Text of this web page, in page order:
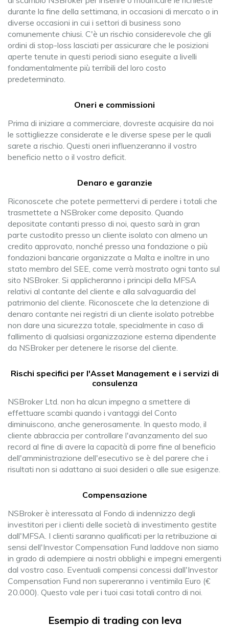
durante la fine della settimana, in occasioni di mercato o in
diverse occasioni in cui i settori di business sono
comunemente chiusi. C'è un rischio considerevole che gli
ordini di stop-loss lasciati per assicurare che le posizioni
aperte tenute in questi periodi siano eseguite a livelli
fondamentalmente più terribili del loro costo
predeterminato.
Oneri e commissioni
Prima di iniziare a commerciare, dovreste acquisire da noi
le sottigliezze considerate e le diverse spese per le quali
sarete a rischio. Questi oneri influenzeranno il vostro
beneficio netto o il vostro deficit.
Denaro e garanzie
Riconoscete che potete permettervi di perdere i totali che
trasmettete a NSBroker come deposito. Quando
depositate contanti presso di noi, questo sarà in gran
parte custodito presso un cliente isolato con almeno un
credito approvato, nonché presso una fondazione o più
fondazioni bancarie organizzate a Malta e inoltre in uno
stato membro del SEE, come verrà mostrato ogni tanto sul
sito NSBroker. Si applicheranno i principi della MFSA
relativi al contante del cliente e alla salvaguardia del
patrimonio del cliente. Riconoscete che la detenzione di
denaro contante nei registri di un cliente isolato potrebbe
non dare una sicurezza totale, specialmente in caso di
fallimento di qualsiasi organizzazione esterna dipendente
da NSBroker per detenere le risorse del cliente.
Rischi specifici per l'Asset Management e i servizi di
consulenza
NSBroker Ltd. non ha alcun impegno a smettere di
effettuare scambi quando i vantaggi del Conto
diminuiscono, anche generosamente. In questo modo, il
cliente abbraccia per controllare l'avanzamento del suo
record al fine di avere la capacità di porre fine al beneficio
dell'amministrazione dell'esecutivo se è del parere che i
risultati non si adattano ai suoi desideri o alle sue esigenze.
Compensazione
NSBroker è interessata al Fondo di indennizzo degli
investitori per i clienti delle società di investimento gestite
dall'MFSA. I clienti saranno qualificati per la retribuzione ai
sensi dell'Investor Compensation Fund laddove non siamo
in grado di adempiere ai nostri obblighi e impegni emergenti
dal vostro caso. Eventuali compensi concessi dall'Investor
Compensation Fund non supereranno i ventimila Euro (€
20.000). Questo vale per i tuoi casi totali contro di noi.
Esempio di trading con leva